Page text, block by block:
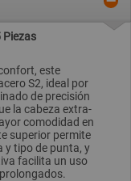
Piezas
este
S2, ideal por
de precisión
la cabeza extra-
comodidad en
superior permite
y tipo de punta, y
facilita un uso